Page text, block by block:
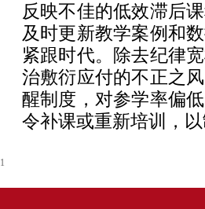
反映不佳的低效滞后
及时更新教学案例和
紧跟时代。除去纪律
治敷衍应付的不正之
醒制度，对参学率偏
令补课或重新培训，
1